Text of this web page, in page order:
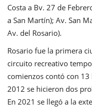
Costa a Bv. 27 de
a San Martín); Av. San
Av. del Rosario).
Rosario fue la primera
circuito recreativo
comienzos contó con
2012 se hicieron dos
En 2021 se llegó a la